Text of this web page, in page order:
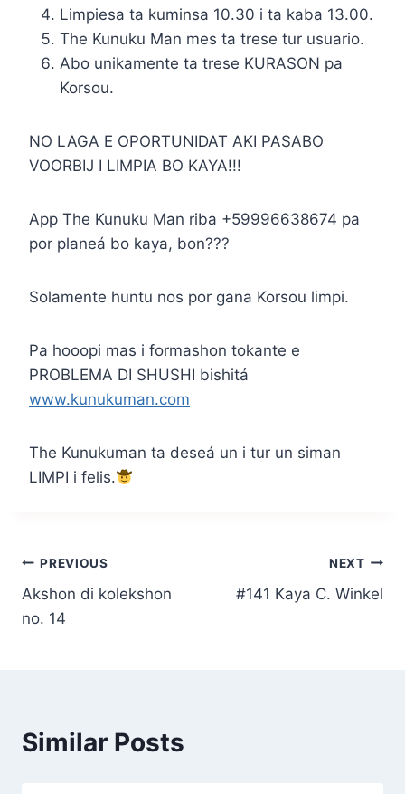
Limpiesa ta kuminsa 10.30 i ta kaba 13.00.
The Kunuku Man mes ta trese tur usuario.
Abo unikamente ta trese KURASON pa
Korsou.
NO LAGA E OPORTUNIDAT AKI PASABO
VOORBIJ I LIMPIA BO KAYA!!!
App The Kunuku Man riba +59996638674 pa
por planeá bo kaya, bon???
Solamente huntu nos por gana Korsou limpi.
Pa hooopi mas i formashon tokante e
PROBLEMA DI SHUSHI bishitá
www.kunukuman.com
The Kunukuman ta deseá un i tur un siman
LIMPI i felis.
Post
navigation
PREVIOUS
Akshon di kolekshon
no. 14
NEXT
#141 Kaya C. Winkel
Similar Posts